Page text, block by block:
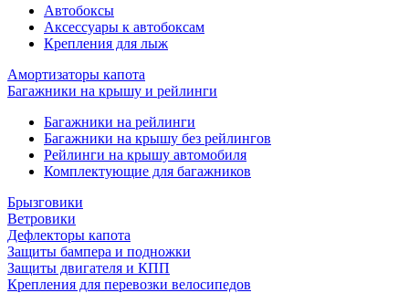
Автобоксы
Аксессуары к автобоксам
Крепления для лыж
Амортизаторы капота
Багажники на крышу и рейлинги
Багажники на рейлинги
Багажники на крышу без рейлингов
Рейлинги на крышу автомобиля
Комплектующие для багажников
Брызговики
Ветровики
Дефлекторы капота
Защиты бампера и подножки
Защиты двигателя и КПП
Крепления для перевозки велосипедов